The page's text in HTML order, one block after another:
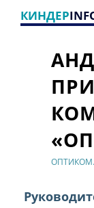
КИНДЕР
ОПТИКОМ.